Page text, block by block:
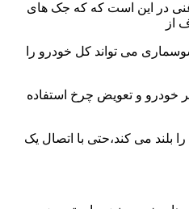
در این است که که جک های
از
می تواند کل خودرو را
خودرو و تعویض چرخ استفاده
می کند،حتی با اتصال یک